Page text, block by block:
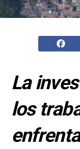
La
los